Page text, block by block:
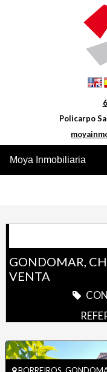
Policarpo
Moya Inmobiliaria
GONDOMAR,
VENTA